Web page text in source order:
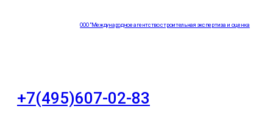
ООО "Международное агентство строительная экспертиза и оценка
+7(495)607-02-83